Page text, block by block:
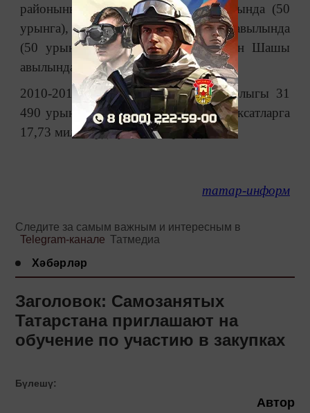
районының Яр буе Морквашы авылында (50
урынга), Кукмара районының Ядегәр авылында
(50 урынга), Әтнә районының Түбән Шашы
авылында (25 урынга) пәйда булды.
2010-2018 елларда республикада барлыгы 31
490 урынга 210 бакча төзелде. Бу максатларга
17,73 миллиард сум акча бүленде.
татар-информ
Следите за самым важным и интересным в
Telegram-канале Татмедиа
Хәбәрләр
Заголовок: Самозанятых
Татарстана приглашают на
обучение по участию в закупках
Бүлешү:
Автор